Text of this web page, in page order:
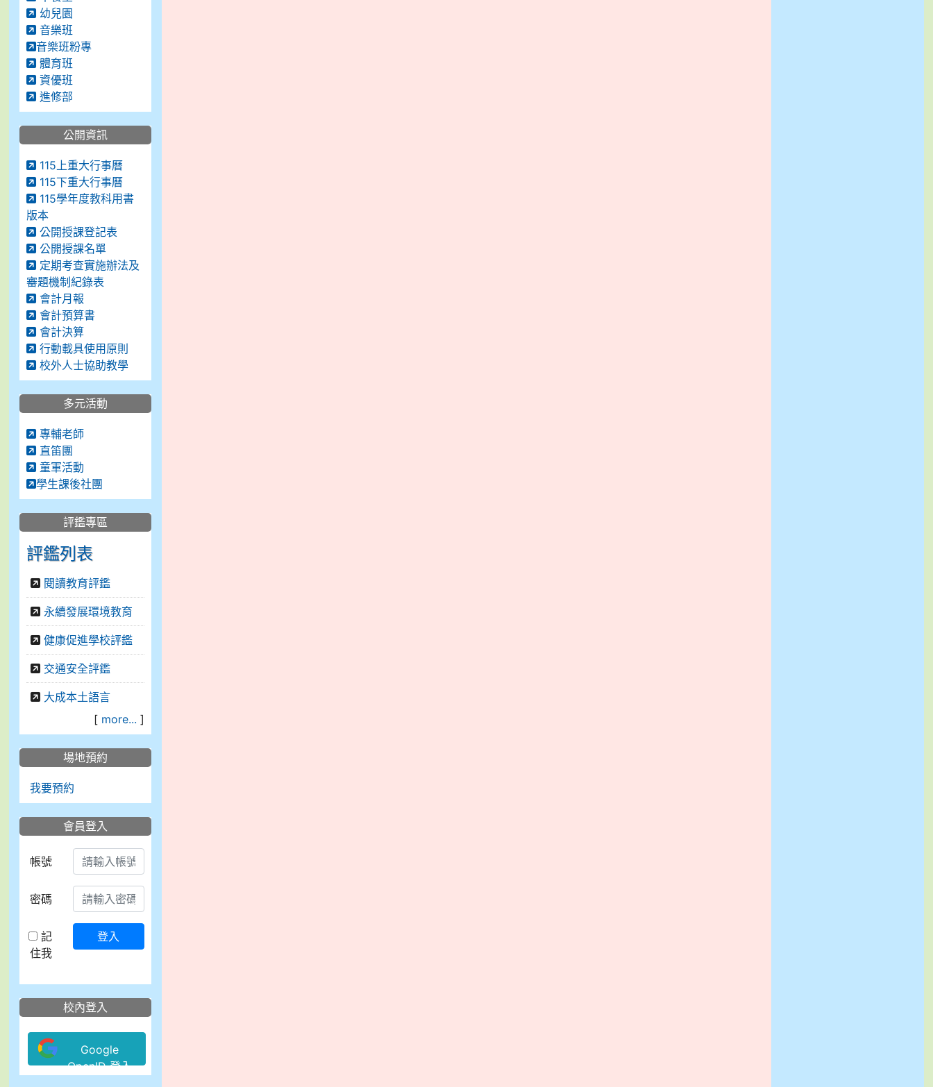
幼兒園
音樂班
音樂班粉專
體育班
資優班
進修部
公開資訊
115上重大行事曆
115下重大行事曆
115學年度教科用書
版本
公開授課登記表
公開授課名單
定期考查實施辦法及
審題機制紀錄表
會計月報
會計預算書
會計決算
行動載具使用原則
校外人士協助教學
多元活動
專輔老師
直笛團
童軍活動
學生課後社團
評鑑專區
評鑑列表
閱讀教育評鑑
永續發展環境教育
健康促進學校評鑑
交通安全評鑑
大成本土語言
[ more... ]
場地預約
我要預約
會員登入
帳號
密碼
記
住我
登入
校內登入
Google
OpenID 登入